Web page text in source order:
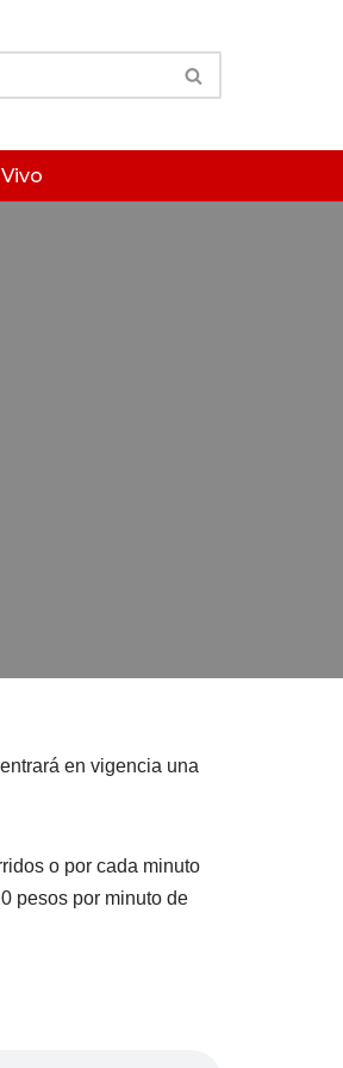
en vigencia una
o por cada minuto
pesos por minuto de